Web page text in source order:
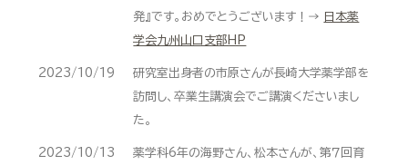
発』です。おめでとうございます！→
日本薬
学会九州山口支部HP
2023/10/19
研究室出身者の市原さんが長崎大学薬学部を
訪問し、卒業生講演会でご講演くださいまし
た。
2023/10/13
薬学科6年の海野さん、松本さんが、第７回育